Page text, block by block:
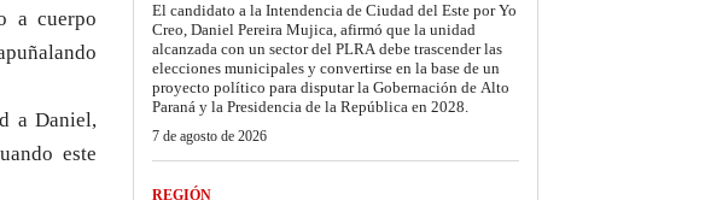
a cuerpo
a Daniel,
este
El candidato a la Intendencia de Ciudad del Este por Yo
Creo, Daniel Pereira Mujica, afirmó que la unidad
alcanzada con un sector del PLRA debe trascender las
elecciones municipales y convertirse en la base de un
proyecto político para disputar la Gobernación de Alto
Paraná y la Presidencia de la República en 2028.
7 de agosto de 2026
REGIÓN